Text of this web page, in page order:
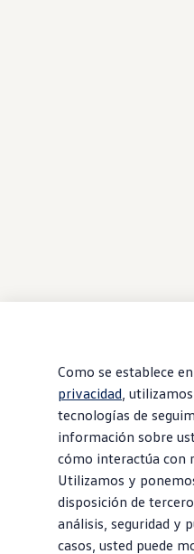
Como se establece
privacidad,
tecnologías de
información sobre
cómo interactúa con
Utilizamos y
disposición de
análisis, seguridad y
casos, usted puede